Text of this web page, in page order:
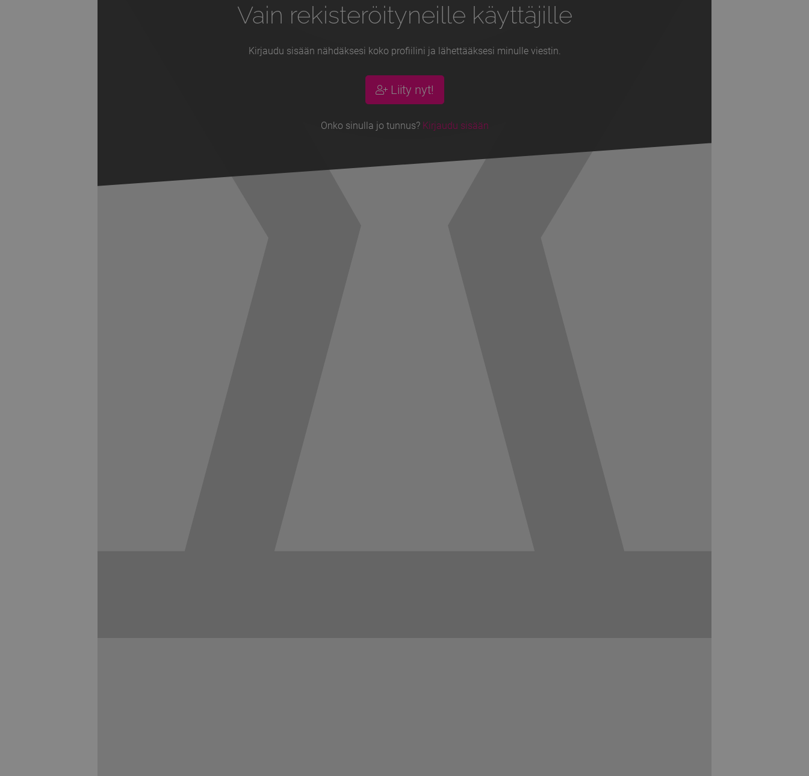
Vain rekisteröityneille käyttäjille
Kirjaudu sisään nähdäksesi koko profiilini ja lähettääksesi minulle viestin.
Liity nyt!
Onko sinulla jo tunnus? Kirjaudu sisään